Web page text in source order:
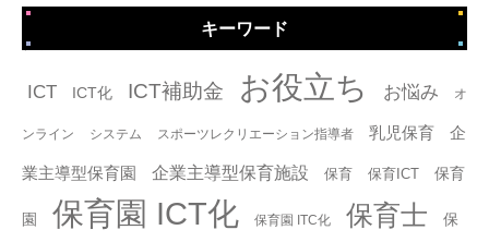
キーワード
タグ
ICT ICT化 ICT補助金 お役立ち お悩み オ
ンライン システム スポーツレクリエーション指導者 乳児保育 企
業主導型保育園 企業主導型保育施設 保育 保育ICT 保育
園 保育園 ICT化 保育園 ITC化 保育士 保